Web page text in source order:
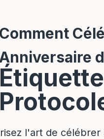
Comment
l'art de célébrer